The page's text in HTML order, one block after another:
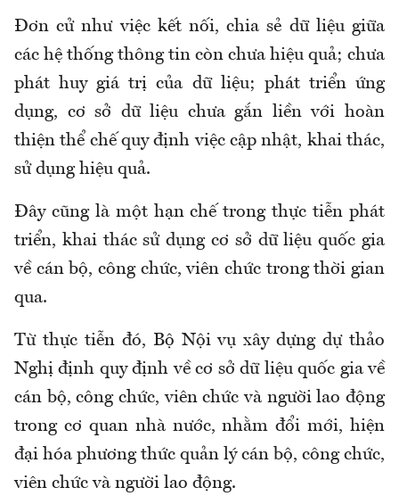
Đơn cử như việc kết nối, chia sẻ dữ liệu giữa
các hệ thống thông tin còn chưa hiệu quả; chưa
phát huy giá trị của dữ liệu; phát triển ứng
dụng, cơ sở dữ liệu chưa gắn liền với hoàn
thiện thể chế quy định việc cập nhật, khai thác,
sử dụng hiệu quả.
Đây cũng là một hạn chế trong thực tiễn phát
triển, khai thác sử dụng cơ sở dữ liệu quốc gia
về cán bộ, công chức, viên chức trong thời gian
qua.
Từ thực tiễn đó, Bộ Nội vụ xây dựng dự thảo
Nghị định quy định về cơ sở dữ liệu quốc gia về
cán bộ, công chức, viên chức và người lao động
trong cơ quan nhà nước, nhằm đổi mới, hiện
đại hóa phương thức quản lý cán bộ, công chức,
viên chức và người lao động.